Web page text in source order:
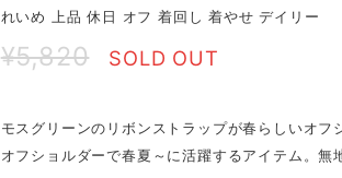
れいめ 上品 休日 オフ 着回し 着やせ デイリー
¥5,820 SOLD OUT
モスグリーンのリボンストラップが春らしいオフ
オフショルダーで春夏～に活躍するアイテム。無